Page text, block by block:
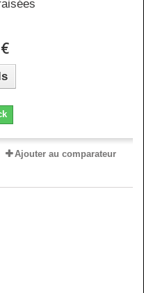
Ajouter au comparateur